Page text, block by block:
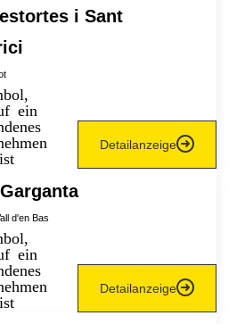
i Sant
Detailanzeige
d'en Bas
Detailanzeige